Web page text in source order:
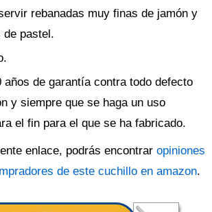
rebanadas muy finas de jamón y
de pastel.
años de garantía contra todo defecto
y siempre que se haga un uso
el fin para el que se ha fabricado.
enlace, podrás encontrar opiniones
de este cuchillo en amazon.